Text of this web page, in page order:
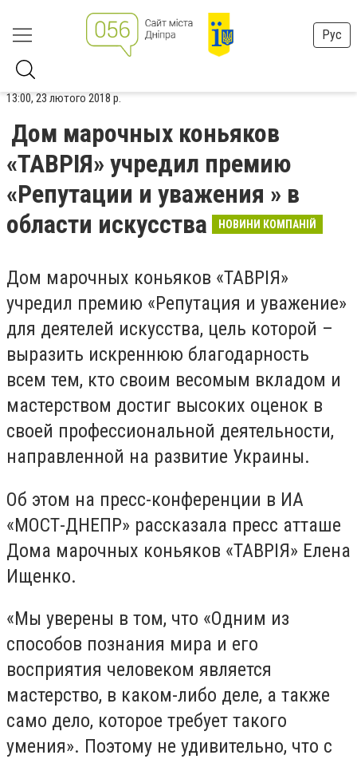
Рус
13:00, 23 лютого 2018 р.
Дом марочных коньяков
«ТАВРІЯ» учредил премию
«Репутации и уважения » в
области искусства
НОВИНИ КОМПАНІЙ
Дом марочных коньяков «ТАВРІЯ»
учредил премию «Репутация и уважение»
для деятелей искусства, цель которой –
выразить искреннюю благодарность
всем тем, кто своим весомым вкладом и
мастерством достиг высоких оценок в
своей профессиональной деятельности,
направленной на развитие Украины.
Об этом на пресс-конференции в ИА
«МОСТ-ДНЕПР» рассказала пресс атташе
Дома марочных коньяков «ТАВРІЯ» Елена
Ищенко.
«Мы уверены в том, что «Одним из
способов познания мира и его
восприятия человеком является
мастерство, в каком-либо деле, а также
само дело, которое требует такого
умения». Поэтому не удивительно, что с